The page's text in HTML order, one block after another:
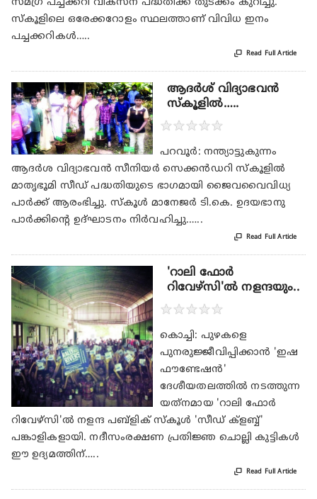
സമഗ്ര പച്ചക്കറി വികസന പദ്ധതിക്ക് തുടക്കം കുറിച്ചു.
സ്‌കൂളിലെ ഒരേക്കറോളം സ്ഥലത്താണ് വിവിധ ഇനം
പച്ചക്കറികള്‍…..
 Read Full Article
ആദര്‍ശ് വിദ്യാഭവന്‍
സ്‌കൂളില്‍…..
★★★★★
പറവൂര്‍: നന്ത്യാട്ടുകുന്നം
ആദര്‍ശ വിദ്യാഭവന്‍ സീനിയര്‍ സെക്കന്‍ഡറി സ്‌കൂളില്‍
മാതൃഭൂമി സീഡ് പദ്ധതിയുടെ ഭാഗമായി ജൈവവൈവിധ്യ
പാര്‍ക്ക് ആരംഭിച്ചു. സ്‌കൂള്‍ മാനേജര്‍ ടി.കെ. ഉദയഭാനു
പാര്‍ക്കിന്റെ ഉദ്ഘാടനം നിര്‍വഹിച്ചു.…..
 Read Full Article
'റാലി ഫോര്‍
റിവേഴ്സി'ല്‍ നളന്ദയും..
★★★★★
കൊച്ചി: പുഴകളെ
പുനരുജ്ജീവിപ്പിക്കാന്‍ 'ഇഷ
ഫൗണ്ടേഷന്‍'
ദേശീയതലത്തില്‍ നടത്തുന്ന
യത്‌നമായ 'റാലി ഫോര്‍
റിവേഴ്സി'ല്‍ നളന്ദ പബ്‌ളിക് സ്‌കൂള്‍ 'സീഡ് ക്‌ളബ്ബ്'
പങ്കാളികളായി. നദീസംരക്ഷണ പ്രതിജ്ഞ ചൊല്ലി കുട്ടികള്‍
ഈ ഉദ്യമത്തിന്…..
 Read Full Article